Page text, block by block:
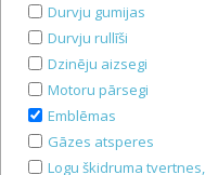
Durvju gumijas
Durvju rullīši
Dzinēju aizsegi
Motoru pārsegi
Emblēmas
Gāzes atsperes
Logu škidruma tvertnes,